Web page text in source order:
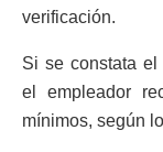
verificación.
Si se constata el
el empleador
mínimos, según